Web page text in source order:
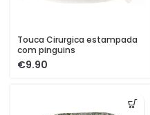
Touca Cirurgica estampada
com pinguins
€